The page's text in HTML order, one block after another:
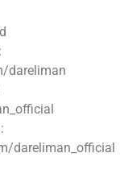
dareliman
dareliman_official